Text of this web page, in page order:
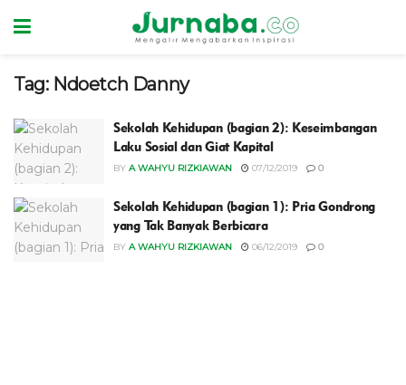
Tag: Ndoetch Danny
Sekolah Kehidupan (bagian 2): Keseimbangan
Laku Sosial dan Giat Kapital
BY A WAHYU RIZKIAWAN 07/12/2019 0
Sekolah Kehidupan (bagian 1): Pria Gondrong
yang Tak Banyak Berbicara
BY A WAHYU RIZKIAWAN 06/12/2019 0